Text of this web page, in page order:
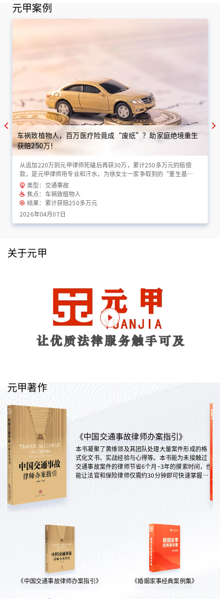
元甲案例
车祸致植物人，百万医疗险竟成“废纸”？助家庭绝境重生
获赔250万！
从追加220万到元甲律师死磕后再获30万，累计250多万元的赔偿
款，是元甲律师用专业和汗水，为徐女士一家争取到的“重生基
金”！
类型：交通事故
焦点：车祸致植物人
结果：累计获赔250多万元
2026年04月07日
关于元甲
元甲著作
《中国交通事故律师办案指引》
本书凝聚了黄维领及其团队处理大量案件形成的格
式化文书、实战经验与心得等。本书能为未接触过
交通事故案件的律师节省6个月~3年的摸索时间，也
能让法官和保险律师仅需约30分钟即可快速掌握案
《中国交通事故律师办案指引》 《婚姻家事经典案例集》